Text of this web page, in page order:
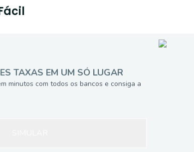
TAXAS EM UM SÓ LUGAR
minutos com todos os bancos e consiga a